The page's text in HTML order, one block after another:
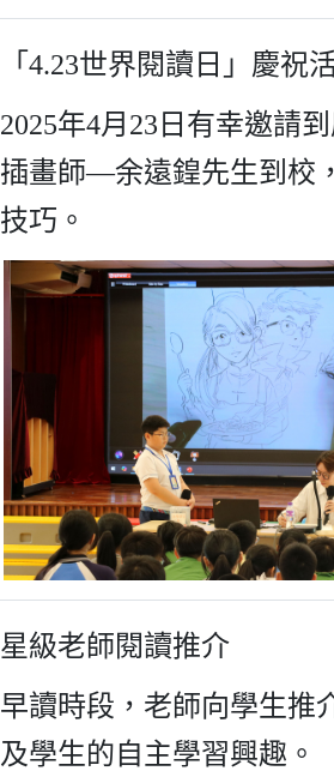
「4.23世界閱讀日」慶祝
2025年4月23日有幸邀請
插畫師―余遠鍠先生到校
技巧。
星級老師閱讀推介
早讀時段，老師向學生推
及學生的自主學習興趣。